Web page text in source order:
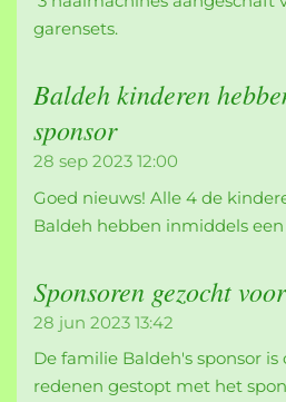
garensets.
Baldeh kinderen
sponsor
28 sep 2023 12:00
Goed nieuws! Alle 4 de
Baldeh hebben inmiddels
Sponsoren gezocht
28 jun 2023 13:42
De familie Baldeh's sponsor
redenen gestopt met het